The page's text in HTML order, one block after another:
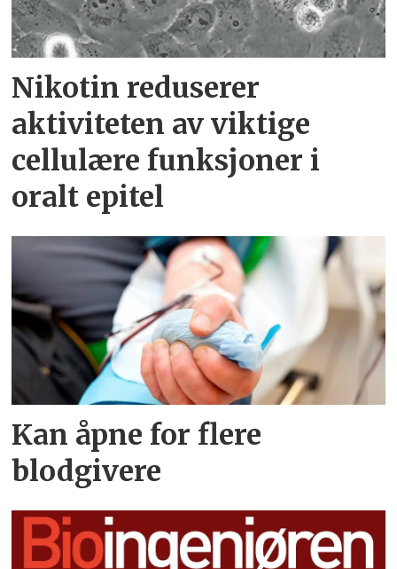
Nikotin reduserer
aktiviteten av viktige
cellulære funksjoner i
oralt epitel
Kan åpne for flere
blodgivere